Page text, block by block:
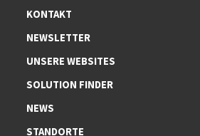
KONTAKT
NEWSLETTER
UNSERE WEBSITES
SOLUTION FINDER
NEWS
STANDORTE